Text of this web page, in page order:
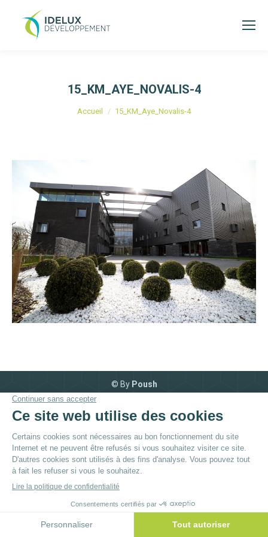
15_KM_AYE_NOVALIS-4
Vous êtes ici :
Accueil 15_KM_Aye_Novalis-4
© By Poush